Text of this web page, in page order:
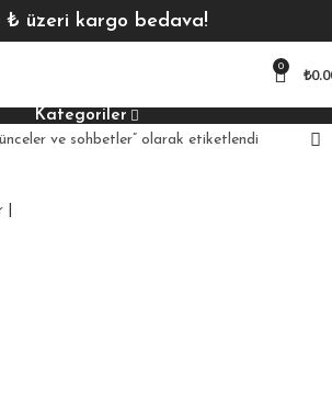
₺ üzeri kargo bedava!
0 ₺
Kategoriler
ve sohbetler” olarak etiketlendi